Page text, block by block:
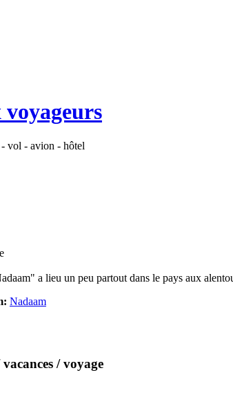
vol - avion - hôtel
a lieu un peu partout dans le pays aux
Nadaam
/ voyage